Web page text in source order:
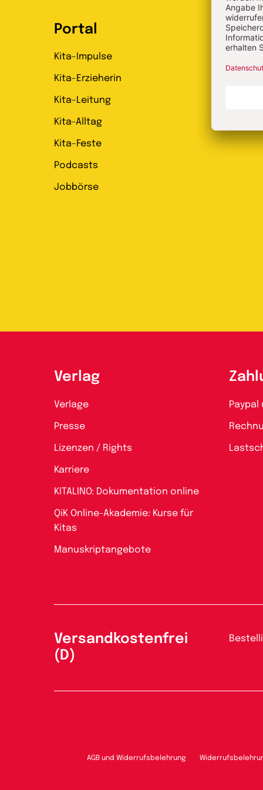
Portal
Kita-Impulse
Kita-Erzieherin
Kita-Leitung
Kita-Alltag
Kita-Feste
Podcasts
Jobbörse
Verlag
Verlage
Presse
Lizenzen / Rights
Karriere
KITALINO: Dokumentation online
QiK Online-Akademie: Kurse für
Kitas
Manuskriptangebote
Versandkostenfrei
(D)
AGB und Widerrufsbelehrung